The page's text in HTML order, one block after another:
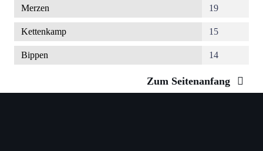
Merzen 19
Kettenkamp 15
Bippen 14
Zum Seitenanfang